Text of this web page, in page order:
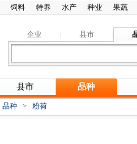
饲料 特养 水产 种业 果蔬
企业 县市
县市 品种
品种 > 粉荷